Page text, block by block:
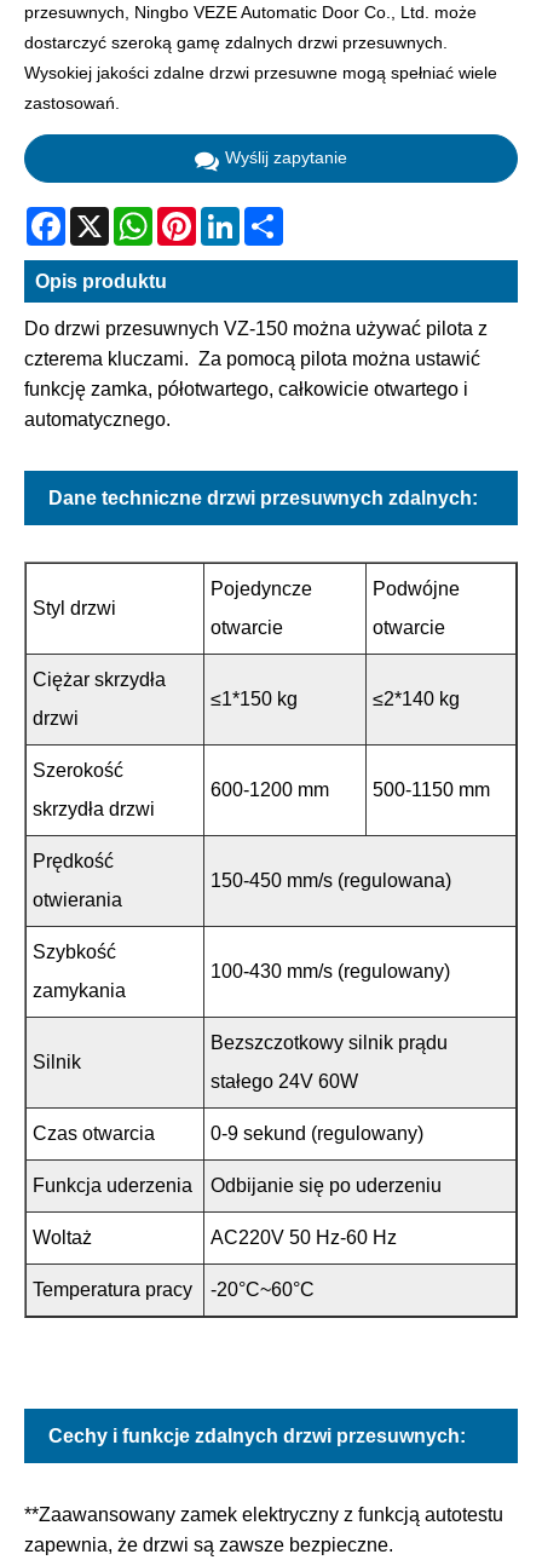
przesuwnych, Ningbo VEZE Automatic Door Co., Ltd. może
dostarczyć szeroką gamę zdalnych drzwi przesuwnych.
Wysokiej jakości zdalne drzwi przesuwne mogą spełniać wiele
zastosowań.
Wyślij zapytanie
Facebook
X WhatsAppPinterestLinkedIn
Opis produktu
Do drzwi przesuwnych VZ-150 można używać pilota z
czterema kluczami. Za pomocą pilota można ustawić
funkcję zamka, półotwartego, całkowicie otwartego i
automatycznego.
Dane techniczne drzwi przesuwnych zdalnych:
Styl drzwi
Pojedyncze
otwarcie
Podwójne
otwarcie
Ciężar skrzydła
drzwi
≤1*150 kg ≤2*140 kg
Szerokość
skrzydła drzwi
600-1200 mm 500-1150 mm
Prędkość
otwierania
150-450 mm/s (regulowana)
Szybkość
zamykania
100-430 mm/s (regulowany)
Silnik
Bezszczotkowy silnik prądu
stałego 24V 60W
Czas otwarcia 0-9 sekund (regulowany)
Funkcja uderzenia Odbijanie się po uderzeniu
Woltaż AC220V 50 Hz-60 Hz
Temperatura pracy -20°C~60°C
Cechy i funkcje zdalnych drzwi przesuwnych:
**Zaawansowany zamek elektryczny z funkcją autotestu
zapewnia, że ​​drzwi są zawsze bezpieczne.